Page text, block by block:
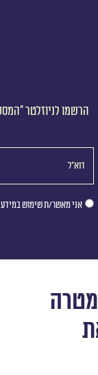
הרשמו לניוזלטר
אני מאשר/ת שימוש